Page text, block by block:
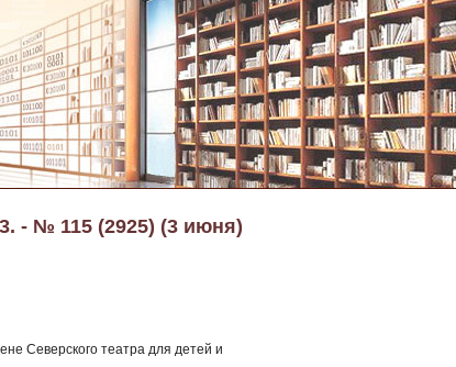
- № 115 (2925) (3 июня)
Северского театра для детей и